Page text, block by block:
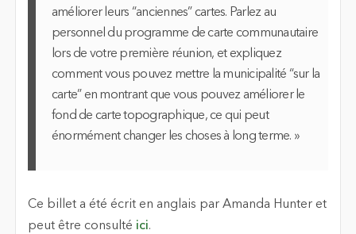
améliorer leurs “anciennes” cartes. Parlez au
personnel du programme de carte communautaire
lors de votre première réunion, et expliquez
comment vous pouvez mettre la municipalité “sur la
carte” en montrant que vous pouvez améliorer le
fond de carte topographique, ce qui peut
énormément changer les choses à long terme. »
Ce billet a été écrit en anglais par Amanda Hunter et
peut être consulté ici.